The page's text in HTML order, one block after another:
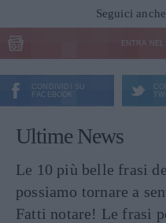
Seguici
ENTRA
CONDIVIDI SU
FACEBOOK
Ultime News
Le 10 più belle frasi
possiamo tornare a
Fatti notare! Le frasi